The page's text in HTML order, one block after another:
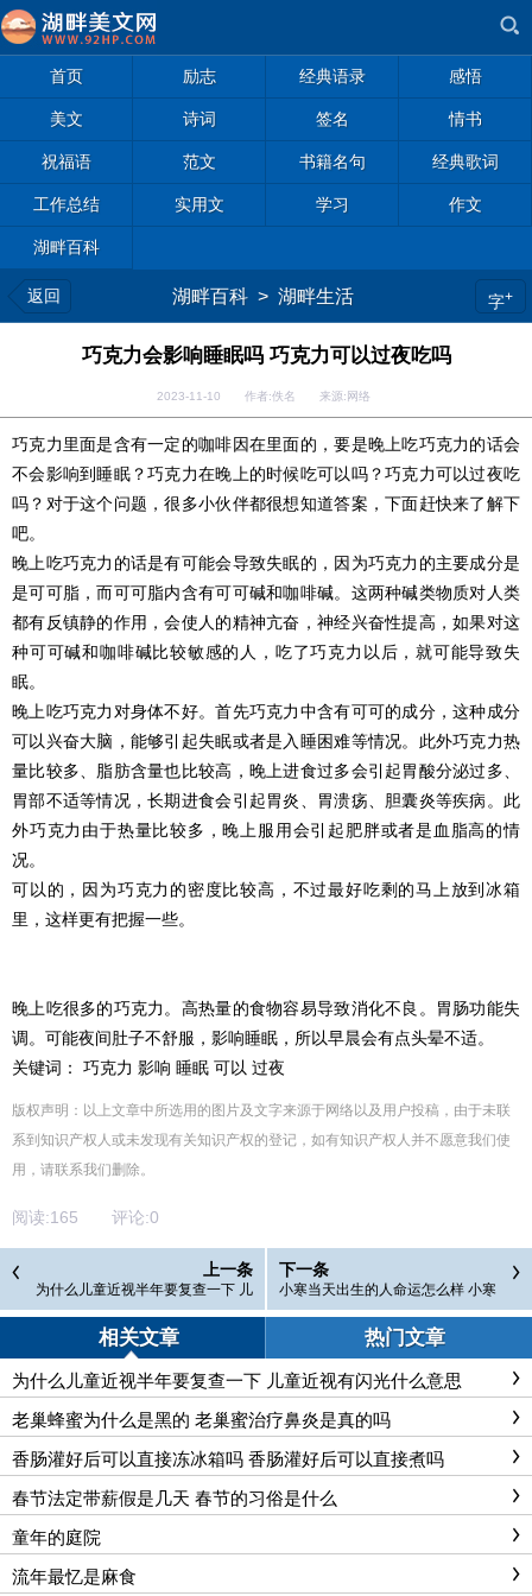
首页 励志 经典语录 感悟
美文 诗词 签名 情书
祝福语 范文 书籍名句 经典歌词
工作总结 实用文 学习 作文
湖畔百科
返回 湖畔百科 > 湖畔生活 字+
巧克力会影响睡眠吗 巧克力可以过夜吃吗
2023-11-10 作者:佚名 来源:网络
巧克力里面是含有一定的咖啡因在里面的，要是晚上吃巧克力的话会
不会影响到睡眠？巧克力在晚上的时候吃可以吗？巧克力可以过夜吃
吗？对于这个问题，很多小伙伴都很想知道答案，下面赶快来了解下
吧。
晚上吃巧克力的话是有可能会导致失眠的，因为巧克力的主要成分是
是可可脂，而可可脂内含有可可碱和咖啡碱。这两种碱类物质对人类
都有反镇静的作用，会使人的精神亢奋，神经兴奋性提高，如果对这
种可可碱和咖啡碱比较敏感的人，吃了巧克力以后，就可能导致失
眠。
晚上吃巧克力对身体不好。首先巧克力中含有可可的成分，这种成分
可以兴奋大脑，能够引起失眠或者是入睡困难等情况。此外巧克力热
量比较多、脂肪含量也比较高，晚上进食过多会引起胃酸分泌过多、
胃部不适等情况，长期进食会引起胃炎、胃溃疡、胆囊炎等疾病。此
外巧克力由于热量比较多，晚上服用会引起肥胖或者是血脂高的情
况。
可以的，因为巧克力的密度比较高，不过最好吃剩的马上放到冰箱
里，这样更有把握一些。
晚上吃很多的巧克力。高热量的食物容易导致消化不良。胃肠功能失
调。可能夜间肚子不舒服，影响睡眠，所以早晨会有点头晕不适。
关键词： 巧克力 影响 睡眠 可以 过夜
版权声明：以上文章中所选用的图片及文字来源于网络以及用户投稿，由于未联
系到知识产权人或未发现有关知识产权的登记，如有知识产权人并不愿意我们使
用，请联系我们删除。
阅读:165 评论:0
上一条
为什么儿童近视半年要复查一下 儿
童近视有闪光什么意思
下一条
小寒当天出生的人命运怎么样 小寒
节气吃什么食物
相关文章 热门文章
为什么儿童近视半年要复查一下 儿童近视有闪光什么意思
老巢蜂蜜为什么是黑的 老巢蜜治疗鼻炎是真的吗
香肠灌好后可以直接冻冰箱吗 香肠灌好后可以直接煮吗
春节法定带薪假是几天 春节的习俗是什么
童年的庭院
流年最忆是麻食